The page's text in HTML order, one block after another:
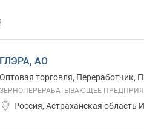
ГЛЭРА, АО
Оптовая торговля, Переработчик,
ЗЕРНОПЕРЕРАБАТЫВАЮЩЕЕ
Россия, Астраханская область